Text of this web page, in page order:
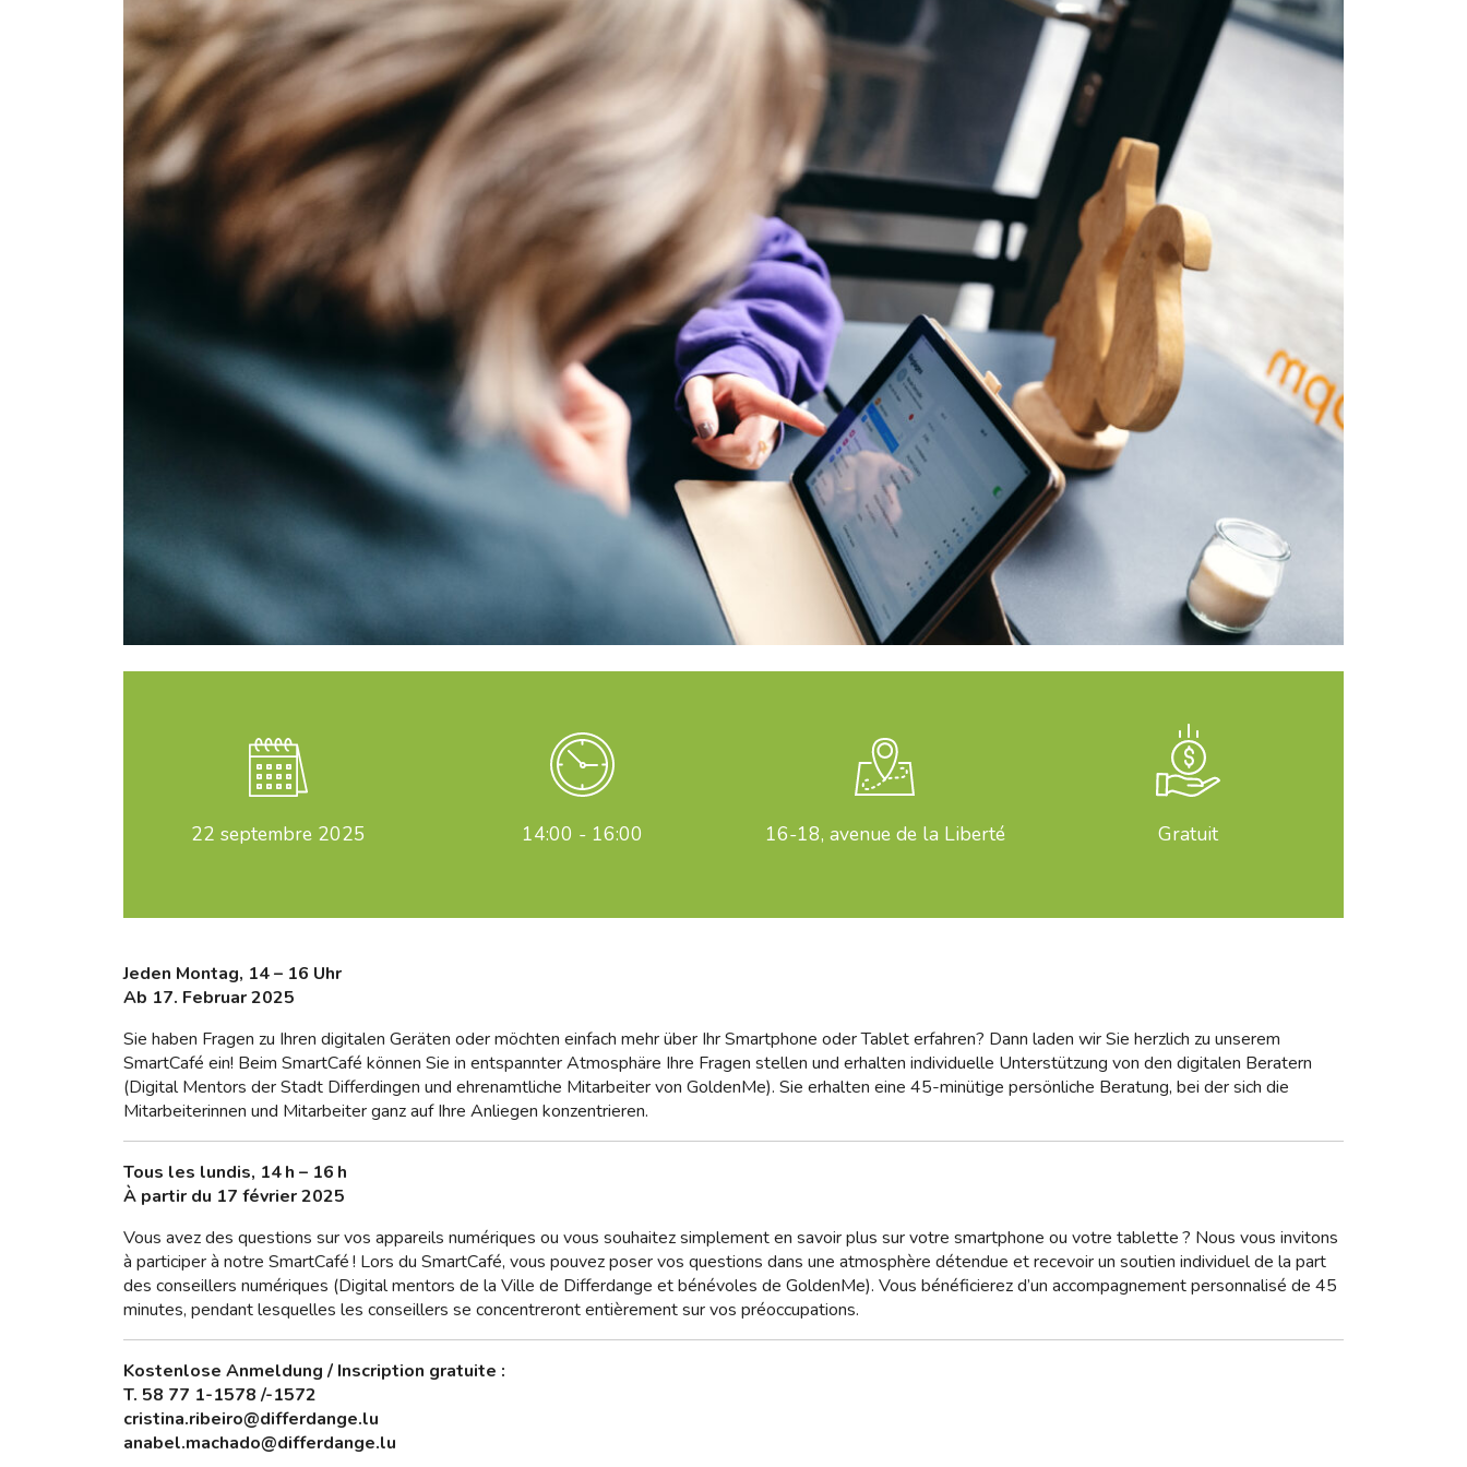
22 septembre 2025 14:00 - 16:00 16-18, avenue de la Liberté Gratuit
Jeden Montag, 14 – 16 Uhr
Ab 17. Februar 2025
Sie haben Fragen zu Ihren digitalen Geräten oder möchten einfach mehr über Ihr Smartphone oder Tablet erfahren? Dann laden wir Sie herzlich zu unserem
SmartCafé ein! Beim SmartCafé können Sie in entspannter Atmosphäre Ihre Fragen stellen und erhalten individuelle Unterstützung von den digitalen Beratern
(Digital Mentors der Stadt Differdingen und ehrenamtliche Mitarbeiter von GoldenMe). Sie erhalten eine 45-minütige persönliche Beratung, bei der sich die
Mitarbeiterinnen und Mitarbeiter ganz auf Ihre Anliegen konzentrieren.
Tous les lundis, 14 h – 16 h
À partir du 17 février 2025
Vous avez des questions sur vos appareils numériques ou vous souhaitez simplement en savoir plus sur votre smartphone ou votre tablette ? Nous vous invitons
à participer à notre SmartCafé ! Lors du SmartCafé, vous pouvez poser vos questions dans une atmosphère détendue et recevoir un soutien individuel de la part
des conseillers numériques (Digital mentors de la Ville de Differdange et bénévoles de GoldenMe). Vous bénéficierez d’un accompagnement personnalisé de 45
minutes, pendant lesquelles les conseillers se concentreront entièrement sur vos préoccupations.
Kostenlose Anmeldung / Inscription gratuite :
T. 58 77 1-1578 /-1572
cristina.ribeiro@differdange.lu
anabel.machado@differdange.lu